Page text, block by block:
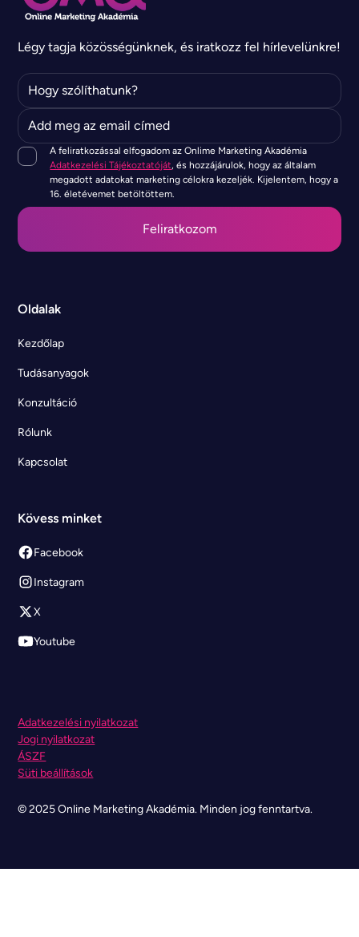
Légy tagja közösségünknek, és iratkozz fel hírlevelünkre!
A feliratkozással elfogadom az Onlime Marketing Akadémia
Adatkezelési Tájékoztatóját, és hozzájárulok, hogy az általam
megadott adatokat marketing célokra kezeljék. Kijelentem, hogy a
16. életévemet betöltöttem.
Oldalak
Kezdőlap
Tudásanyagok
Konzultáció
Rólunk
Kapcsolat
Kövess minket
Facebook
Instagram
X
Youtube
© 2025 Online Marketing Akadémia. Minden jog fenntartva.
Adatkezelési nyilatkozat
Jogi nyilatkozat
ÁSZF
Süti beállítások